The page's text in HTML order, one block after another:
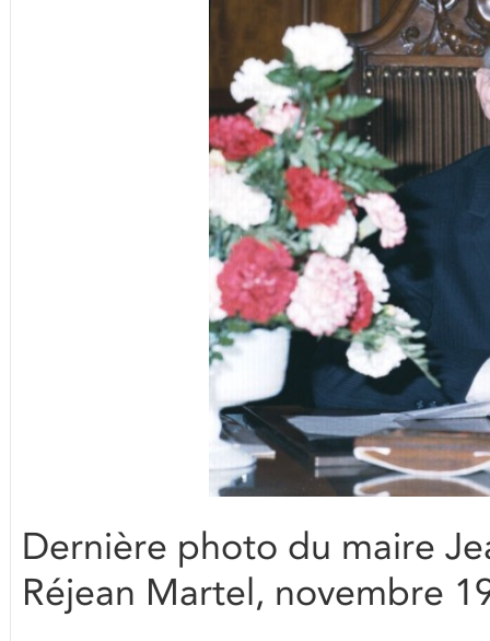
Dernière photo du maire
Réjean Martel, novembre